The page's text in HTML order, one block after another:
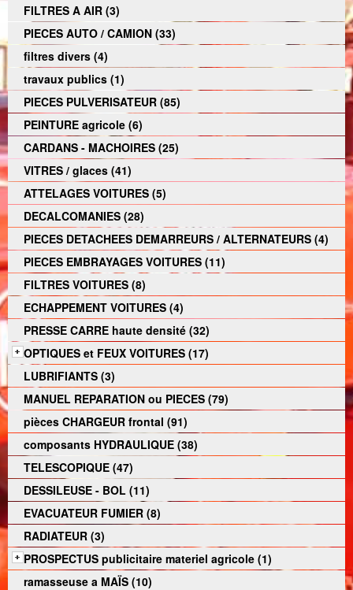
FILTRES A AIR (3)
PIECES AUTO / CAMION (33)
filtres divers (4)
travaux publics (1)
PIECES PULVERISATEUR (85)
PEINTURE agricole (6)
CARDANS - MACHOIRES (25)
VITRES / glaces (41)
ATTELAGES VOITURES (5)
DECALCOMANIES (28)
PIECES DETACHEES DEMARREURS / ALTERNATEURS (4)
PIECES EMBRAYAGES VOITURES (11)
FILTRES VOITURES (8)
ECHAPPEMENT VOITURES (4)
PRESSE CARRE haute densité (32)
OPTIQUES et FEUX VOITURES (17)
LUBRIFIANTS (3)
MANUEL REPARATION ou PIECES (79)
pièces CHARGEUR frontal (91)
composants HYDRAULIQUE (38)
TELESCOPIQUE (47)
DESSILEUSE - BOL (11)
EVACUATEUR FUMIER (8)
RADIATEUR (3)
PROSPECTUS publicitaire materiel agricole (1)
ramasseuse a MAÏS (10)